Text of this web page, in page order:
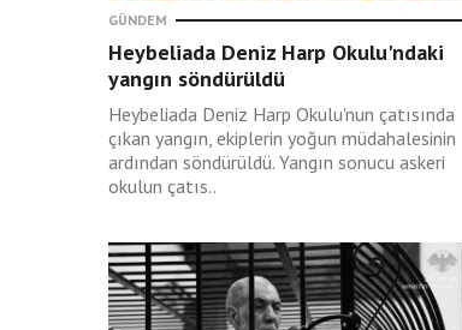
GÜNDEM
Heybeliada Deniz Harp Okulu'ndaki
yangın söndürüldü
Heybeliada Deniz Harp Okulu'nun çatısında
çıkan yangın, ekiplerin yoğun müdahalesinin
ardından söndürüldü. Yangın sonucu askeri
okulun çatıs..